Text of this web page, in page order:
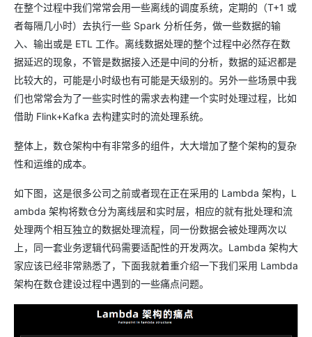
在整个过程中我们常常会用一些离线的调度系统，定期的（T+1 或
者每隔几小时）去执行一些 Spark 分析任务，做一些数据的输
入、输出或是 ETL 工作。离线数据处理的整个过程中必然存在数
据延迟的现象，不管是数据接入还是中间的分析，数据的延迟都是
比较大的，可能是小时级也有可能是天级别的。另外一些场景中我
们也常常会为了一些实时性的需求去构建一个实时处理过程，比如
借助 Flink+Kafka 去构建实时的流处理系统。
整体上，数仓架构中有非常多的组件，大大增加了整个架构的复杂
性和运维的成本。
如下图，这是很多公司之前或者现在正在采用的 Lambda 架构，L
ambda 架构将数仓分为离线层和实时层，相应的就有批处理和流
处理两个相互独立的数据处理流程，同一份数据会被处理两次以
上，同一套业务逻辑代码需要适配性的开发两次。Lambda 架构大
家应该已经非常熟悉了，下面我就着重介绍一下我们采用 Lambda
架构在数仓建设过程中遇到的一些痛点问题。